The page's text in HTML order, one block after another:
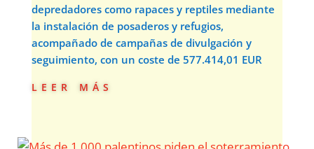
depredadores como rapaces y reptiles mediante
la instalación de posaderos y refugios,
acompañado de campañas de divulgación y
seguimiento, con un coste de 577.414,01 EUR
leer más